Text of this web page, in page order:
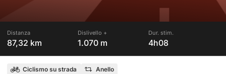
Distanza
87,32 km
Dislivello +
1.070 m
Dur. stim.
4h08
Ciclismo su strada Anello